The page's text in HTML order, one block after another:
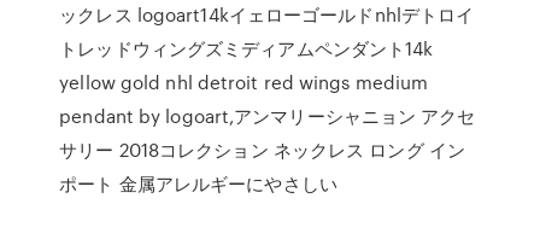
ックレス logoart14kイェローゴールドnhlデトロイ
トレッドウィングズミディアムペンダント14k
yellow gold nhl detroit red wings medium
pendant by logoart,アンマリーシャニョン アクセ
サリー 2018コレクション ネックレス ロング イン
ポート 金属アレルギーにやさしい